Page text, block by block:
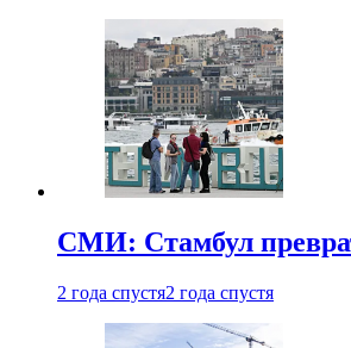
СМИ: Стамбул
2 года спустя2 года спустя